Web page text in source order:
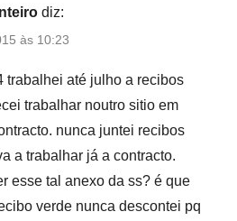
diz:
às 10:23
trabalhei até julho a recibos
trabalhar noutro sitio em
nunca juntei recibos
a trabalhar já a contracto.
esse tal anexo da ss? é que
verde nunca descontei pq